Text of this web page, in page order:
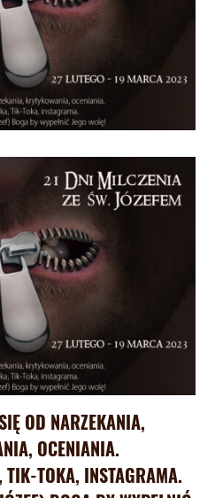
OD NARZEKANIA,
OCENIANIA.
TIK-TOKA, INSTAGRAMA.